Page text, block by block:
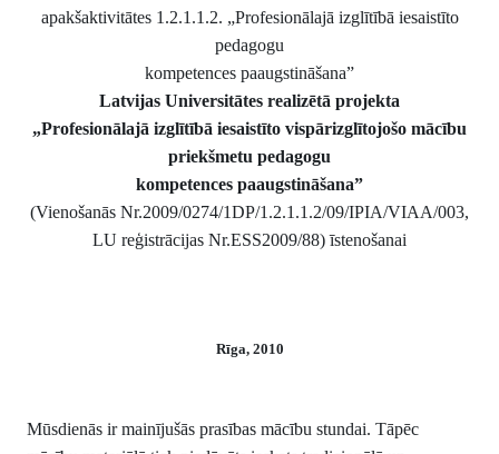
apakšaktivitātes 1.2.1.1.2. „Profesionālajā izglītībā iesaistīto
pedagogu
kompetences paaugstināšana”
Latvijas Universitātes realizētā projekta
„Profesionālajā izglītībā iesaistīto vispārizglītojošo mācību
priekšmetu pedagogu
kompetences paaugstināšana”
(Vienošanās Nr.2009/0274/1DP/1.2.1.1.2/09/IPIA/VIAA/003,
LU reģistrācijas Nr.ESS2009/88) īstenošanai
Rīga, 2010
Mūsdienās ir mainījušās prasības mācību stundai. Tāpēc